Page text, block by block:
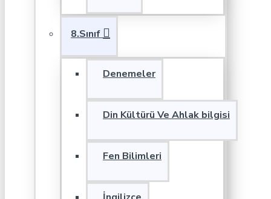
8.Sınıf
Denemeler
Din Kültürü Ve Ahlak bilgisi
Fen Bilimleri